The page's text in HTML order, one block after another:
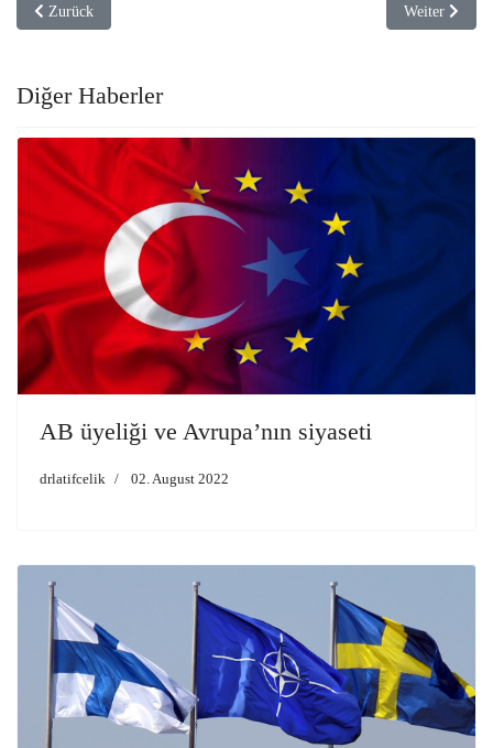
Vorheriger Beitrag: Aslanlar kendi tarihini yazmaz ise, avcı hikayelerine
Zurück Nächster
Weiter
Diğer Haberler
AB üyeliği ve Avrupa’nın siyaseti
drlatifcelik 02. August 2022